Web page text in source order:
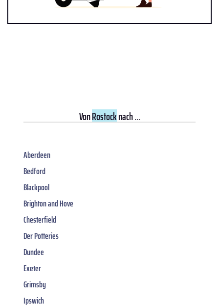
VonRostocknach ...
Aberdeen
Bedford
Blackpool
Brighton and Hove
Chesterfield
Der Potteries
Dundee
Exeter
Grimsby
Ipswich